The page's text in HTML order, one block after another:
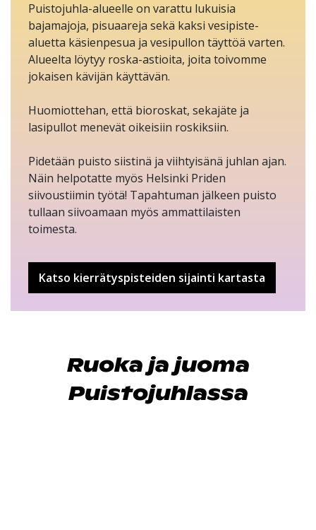
Puistojuhla-alueelle on varattu lukuisia
bajamajoja, pisuaareja sekä kaksi vesipiste-
aluetta käsienpesua ja vesipullon täyttöä varten.
Alueelta löytyy roska-astioita, joita toivomme
jokaisen kävijän käyttävän.
Huomiottehan, että bioroskat, sekajäte ja
lasipullot menevät oikeisiin roskiksiin.
Pidetään puisto siistinä ja viihtyisänä juhlan ajan.
Näin helpotatte myös Helsinki Priden
siivoustiimin työtä! Tapahtuman jälkeen puisto
tullaan siivoamaan myös ammattilaisten
toimesta.
Katso kierrätyspisteiden sijainti kartasta
Ruoka ja juoma
Puistojuhlassa